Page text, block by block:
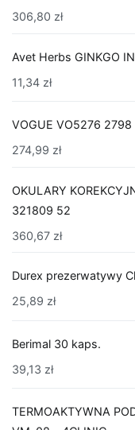
306,80 zł
Avet Herbs GINKGO
11,34 zł
VOGUE VO5276 2798
274,99 zł
OKULARY
321809 52
360,67 zł
Durex prezerwatywy
25,89 zł
Berimal 30 kaps.
39,13 zł
TERMOAKTYWNA